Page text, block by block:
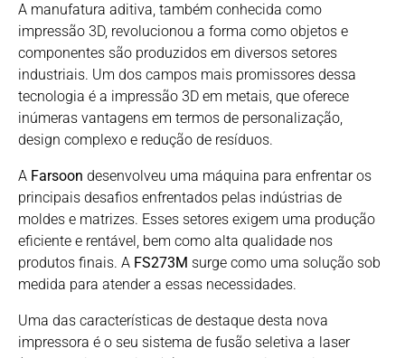
A manufatura aditiva, também conhecida como
impressão 3D, revolucionou a forma como objetos e
componentes são produzidos em diversos setores
industriais. Um dos campos mais promissores dessa
tecnologia é a impressão 3D em metais, que oferece
inúmeras vantagens em termos de personalização,
design complexo e redução de resíduos.
A Farsoon desenvolveu uma máquina para enfrentar os
principais desafios enfrentados pelas indústrias de
moldes e matrizes. Esses setores exigem uma produção
eficiente e rentável, bem como alta qualidade nos
produtos finais. A FS273M surge como uma solução sob
medida para atender a essas necessidades.
Uma das características de destaque desta nova
impressora é o seu sistema de fusão seletiva a laser